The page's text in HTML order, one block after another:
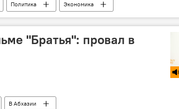
Политика Экономика
"Братья": провал в
В Абхазии